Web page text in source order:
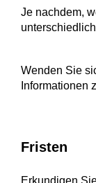
Je nachdem,
Wenden Sie
Informationen
Fristen